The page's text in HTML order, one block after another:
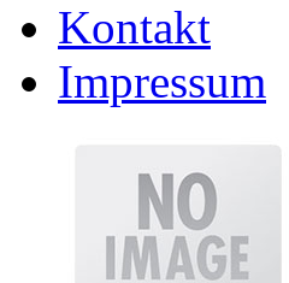
Kontakt
Impressum